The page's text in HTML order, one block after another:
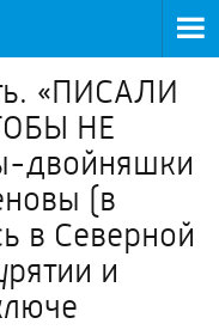
«ПИСАЛИ
НЕ
двойняшки
(в
в Северной
и